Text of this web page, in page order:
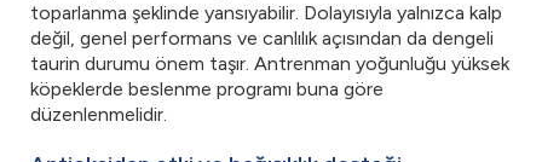
toparlanma şeklinde yansıyabilir. Dolayısıyla yalnızca kalp
değil, genel performans ve canlılık açısından da dengeli
taurin durumu önem taşır. Antrenman yoğunluğu yüksek
köpeklerde beslenme programı buna göre
düzenlenmelidir.